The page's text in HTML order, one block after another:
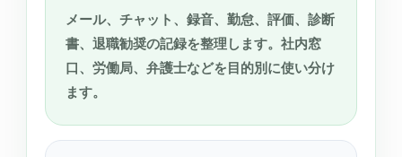
メール、チャット、録音、勤怠、評価、診断
書、退職勧奨の記録を整理します。社内窓
口、労働局、弁護士などを目的別に使い分け
ます。